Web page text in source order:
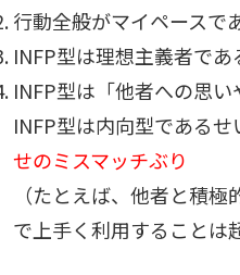
行動全般がマイペースで
INFP型は理想主義者で
INFP型は「他者への思
INFP型は内向型である
せのミスマッチぶり
（たとえば、他者と積
で上手く利用することは